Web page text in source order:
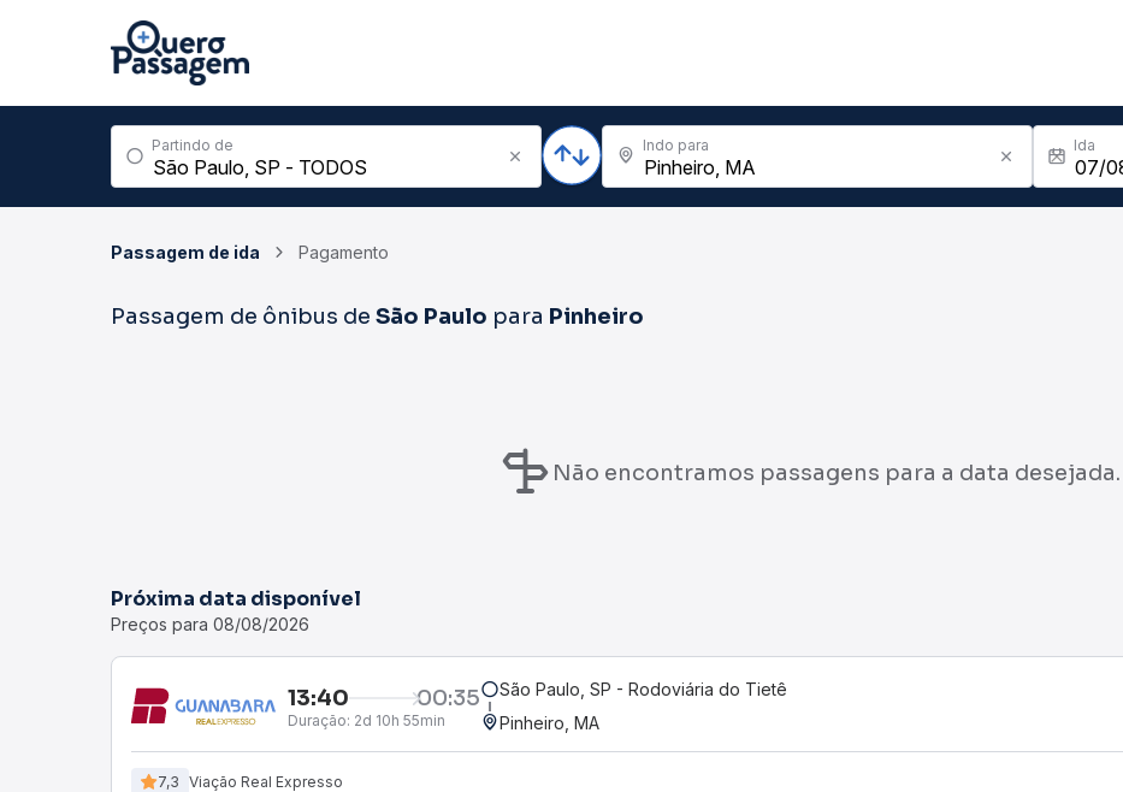
Partindo de Indo para Ida
Passagem de ida Pagamento
Passagem de ônibus de São Paulo para Pinheiro
Não encontramos passagens para a data desejada.
Próxima data disponível
Preços para 08/08/2026
13:40 00:35
Duração: 2d 10h 55min
São Paulo, SP - Rodoviária do Tietê
Pinheiro, MA
7,3 Viação Real Expresso